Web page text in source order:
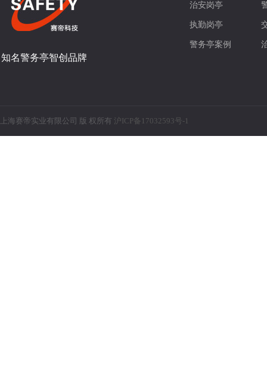
知名警务亭智创品牌
治安岗亭
执勤岗亭
警务亭案例
上海赛帝实业有限公司 版 权所有 沪ICP备17032593号-1